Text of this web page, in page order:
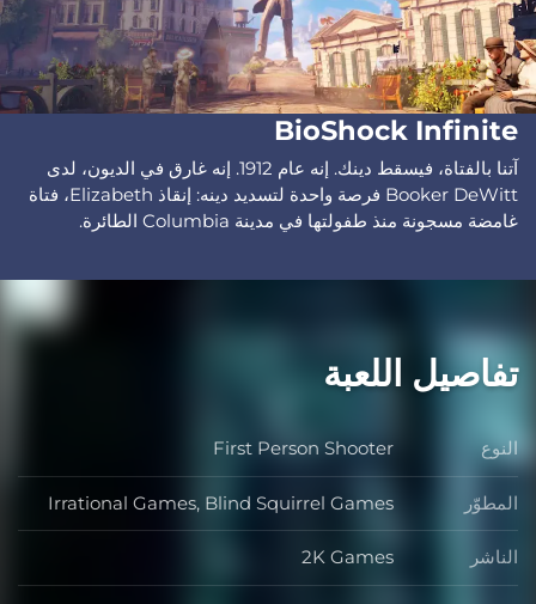
BioShock Infinite
آتنا بالفتاة، فيسقط دينك. إنه عام 1912. إنه غارق في الديون، لدى
Booker DeWitt فرصة واحدة لتسديد دينه: إنقاذ Elizabeth، فتاة
غامضة مسجونة منذ طفولتها في مدينة Columbia الطائرة.
تفاصيل اللعبة
النوع النوع
First Person Shooter
المطوّر المطوّر
Irrational Games, Blind Squirrel Games
الناشر الناشر
2K Games